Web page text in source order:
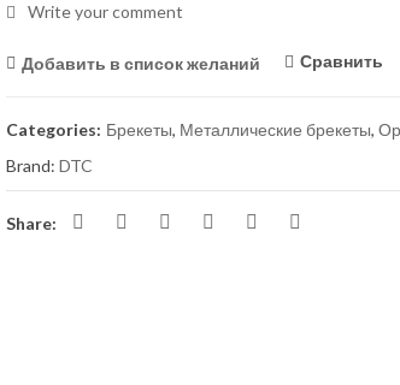
Write your comment
Добавить в список желаний Сравнить
Categories: Брекеты, Металлические брекеты,
Brand: DTC
Share:
medicala premium din
pentru femei
Infinity
Folii termoformare